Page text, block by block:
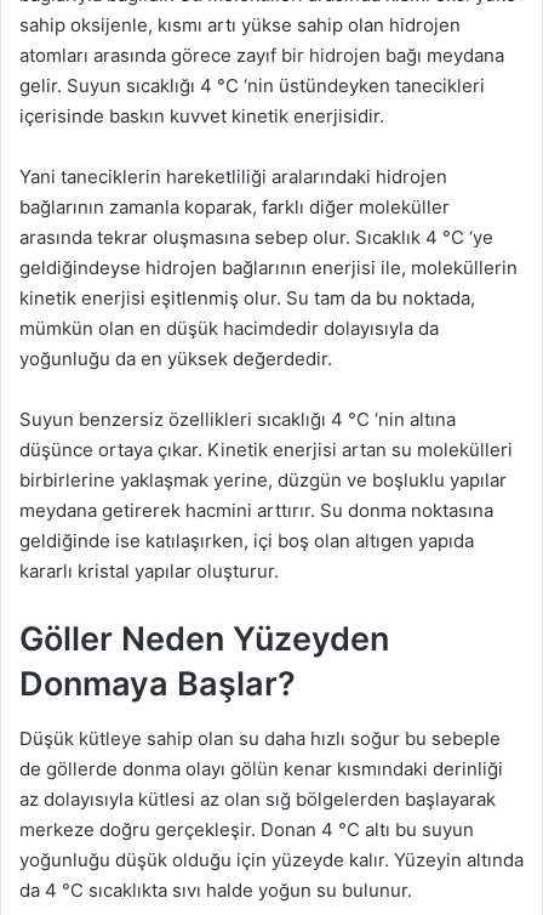
sahip oksijenle, kısmı artı yükse sahip olan hidrojen
atomları arasında görece zayıf bir hidrojen bağı meydana
gelir. Suyun sıcaklığı 4 °C ‘nin üstündeyken tanecikleri
içerisinde baskın kuvvet kinetik enerjisidir.
Yani taneciklerin hareketliliği aralarındaki hidrojen
bağlarının zamanla koparak, farklı diğer moleküller
arasında tekrar oluşmasına sebep olur. Sıcaklık 4 °C ‘ye
geldiğindeyse hidrojen bağlarının enerjisi ile, moleküllerin
kinetik enerjisi eşitlenmiş olur. Su tam da bu noktada,
mümkün olan en düşük hacimdedir dolayısıyla da
yoğunluğu da en yüksek değerdedir.
Suyun benzersiz özellikleri sıcaklığı 4 °C ‘nin altına
düşünce ortaya çıkar. Kinetik enerjisi artan su molekülleri
birbirlerine yaklaşmak yerine, düzgün ve boşluklu yapılar
meydana getirerek hacmini arttırır. Su donma noktasına
geldiğinde ise katılaşırken, içi boş olan altıgen yapıda
kararlı kristal yapılar oluşturur.
Göller Neden Yüzeyden
Donmaya Başlar?
Düşük kütleye sahip olan su daha hızlı soğur bu sebeple
de göllerde donma olayı gölün kenar kısmındaki derinliği
az dolayısıyla kütlesi az olan sığ bölgelerden başlayarak
merkeze doğru gerçekleşir. Donan 4 °C altı bu suyun
yoğunluğu düşük olduğu için yüzeyde kalır. Yüzeyin altında
da 4 °C sıcaklıkta sıvı halde yoğun su bulunur.